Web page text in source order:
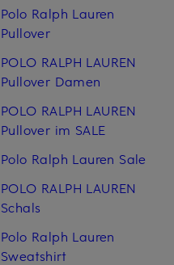
Polo Ralph Lauren
Pullover
POLO RALPH LAUREN
Pullover Damen
POLO RALPH LAUREN
Pullover im SALE
Polo Ralph Lauren Sale
POLO RALPH LAUREN
Schals
Polo Ralph Lauren
Sweatshirt